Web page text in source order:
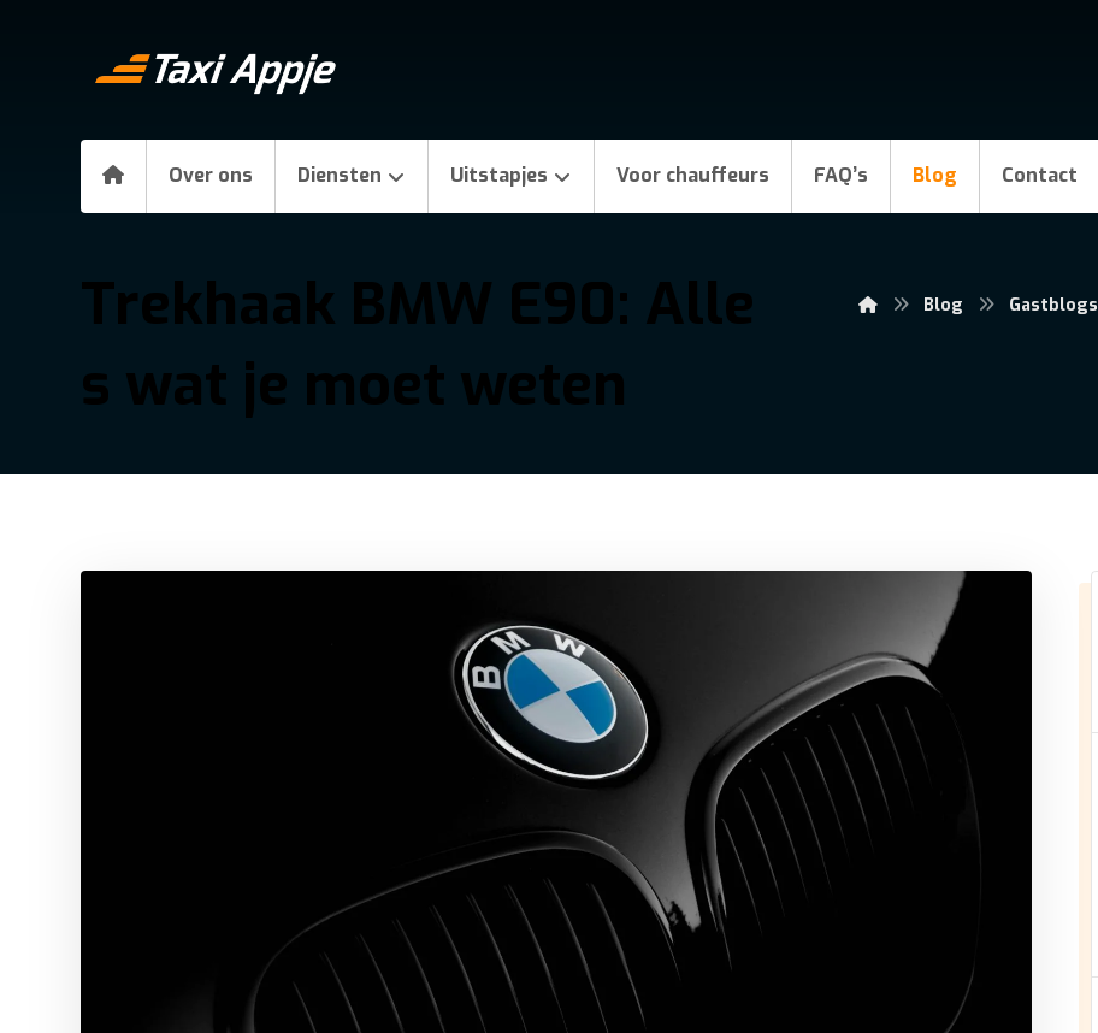
Over ons Diensten Uitstapjes Voor chauffeurs FAQ’s Blog Contact
Trekhaak BMW E90: Alle
s wat je moet weten
Blog Gastblogs